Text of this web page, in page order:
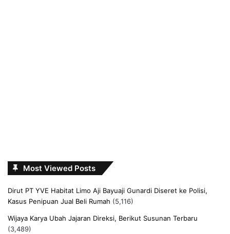
Most Viewed Posts
Dirut PT YVE Habitat Limo Aji Bayuaji Gunardi Diseret ke Polisi,
Kasus Penipuan Jual Beli Rumah (5,116)
Wijaya Karya Ubah Jajaran Direksi, Berikut Susunan Terbaru
(3,489)